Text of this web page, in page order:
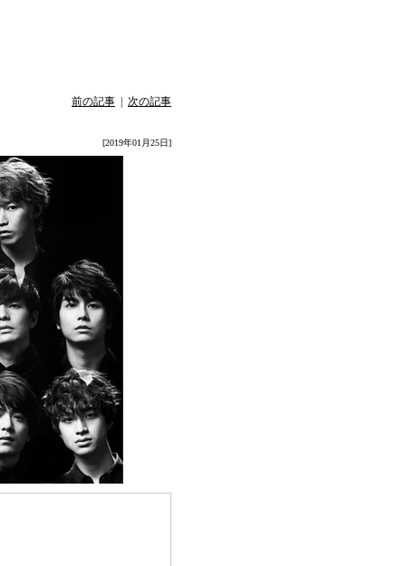
前の記事
次の記事
[2019年01月25日]